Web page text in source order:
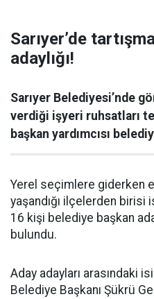
Sarıyer’de
adaylığı!
Sarıyer Belediyesi’nde
verdiği işyeri ruhsatları
başkan yardımcısı
Yerel seçimlere giderken
yaşandığı ilçelerden birisi
16 kişi belediye başkan
bulundu.
Aday adayları arasındaki
Belediye Başkanı Şükrü